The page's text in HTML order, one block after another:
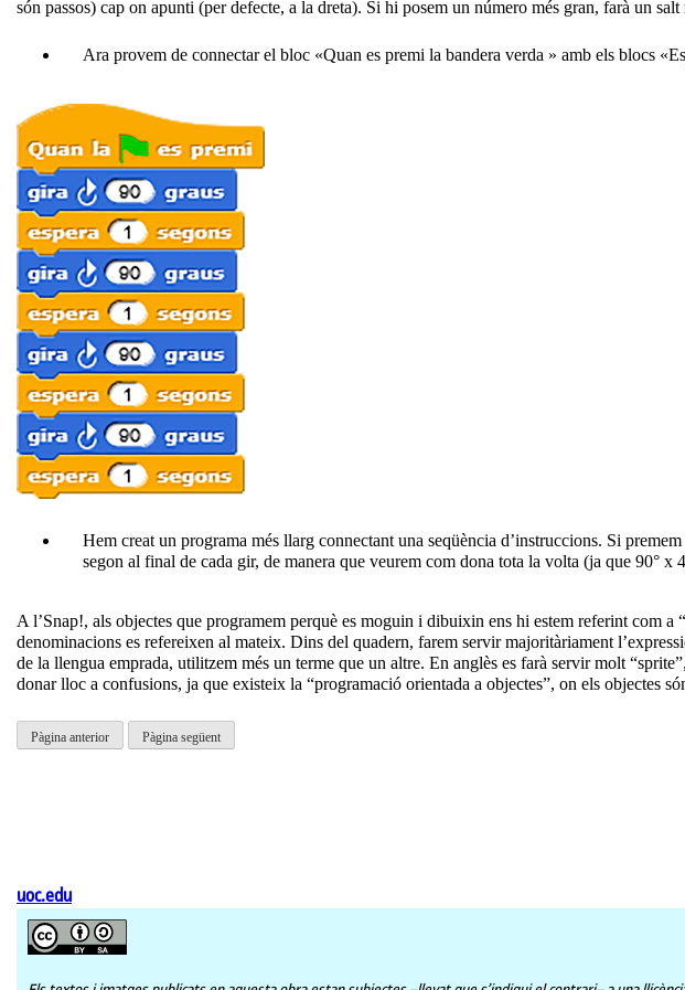
són passos) cap on apunti (per defecte, a la dreta). Si hi posem un número més gran, farà un
Ara provem de connectar el bloc «Quan es premi la bandera verda » amb els blocs
Hem creat un programa més llarg connectant una seqüència d’instruccions. Si
segon al final de cada gir, de manera que veurem com dona tota la volta (ja que 90° x
A l’Snap!, als objectes que programem perquè es moguin i dibuixin ens hi estem referint com a
denominacions es refereixen al mateix. Dins del quadern, farem servir majoritàriament
de la llengua emprada, utilitzem més un terme que un altre. En anglès es farà servir molt
donar lloc a confusions, ja que existeix la “programació orientada a objectes”, on els objectes
Pàgina anterior Pàgina següent
uoc.edu